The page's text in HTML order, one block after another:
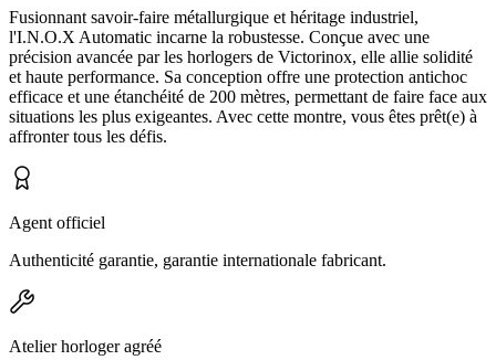
Fusionnant savoir-faire métallurgique et héritage industriel,
l'I.N.O.X Automatic incarne la robustesse. Conçue avec une
précision avancée par les horlogers de Victorinox, elle allie solidité
et haute performance. Sa conception offre une protection antichoc
efficace et une étanchéité de 200 mètres, permettant de faire face aux
situations les plus exigeantes. Avec cette montre, vous êtes prêt(e) à
affronter tous les défis.
Agent officiel
Authenticité garantie, garantie internationale fabricant.
Atelier horloger agréé